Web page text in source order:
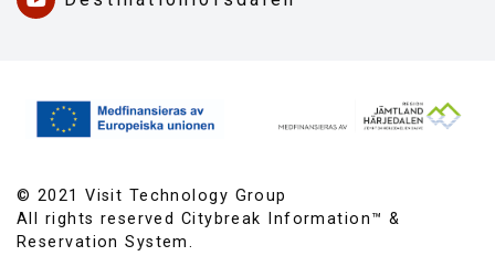
© 2021 Visit Technology Group
All rights reserved Citybreak Information™ &
Reservation System.